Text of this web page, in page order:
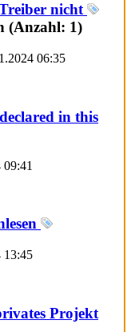
nicht
06:35
in this
09:41
13:45
Projekt